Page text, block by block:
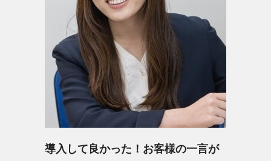
導入して良かった！お客様の一言が